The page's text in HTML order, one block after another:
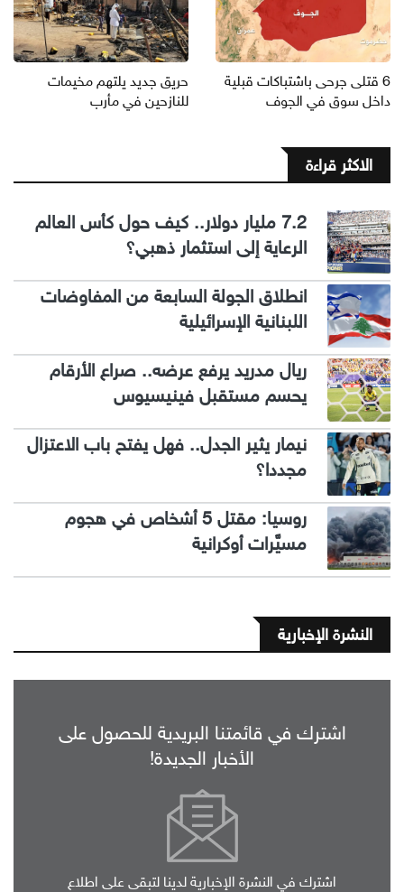
6 قتلى جرحى باشتباكات قبلية
داخل سوق في الجوف
حريق جديد يلتهم مخيمات
للنازحين في مأرب
الاكثر قراءة
7.2 مليار دولار.. كيف حول كأس العالم
الرعاية إلى استثمار ذهبي؟
انطلاق الجولة السابعة من المفاوضات
اللبنانية الإسرائيلية
ريال مدريد يرفع عرضه.. صراع الأرقام
يحسم مستقبل فينيسيوس
نيمار يثير الجدل.. فهل يفتح باب الاعتزال
مجددا؟
روسيا: مقتل 5 أشخاص في هجوم
مسيَّرات أوكرانية
النشرة الإخبارية
اشترك في قائمتنا البريدية للحصول على
الأخبار الجديدة!
اشترك في النشرة الإخبارية لدينا لتبقى على اطلاع